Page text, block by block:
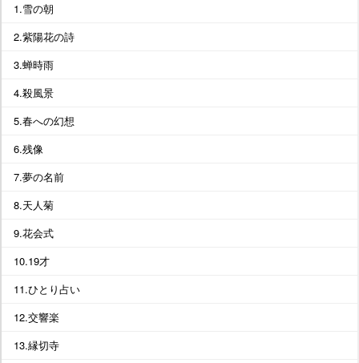
1.雪の朝
2.紫陽花の詩
3.蝉時雨
4.殺風景
5.春への幻想
6.残像
7.夢の名前
8.天人菊
9.花会式
10.19才
11.ひとり占い
12.交響楽
13.縁切寺